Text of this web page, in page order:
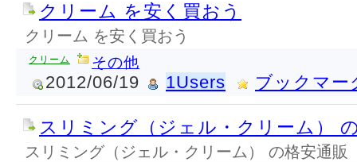
クリーム を安く買おう
クリーム を安く買おう
クリーム その他
2012/06/19 1Users ブックマー
スリミング（ジェル・クリーム）
スリミング（ジェル・クリーム） の格安通販